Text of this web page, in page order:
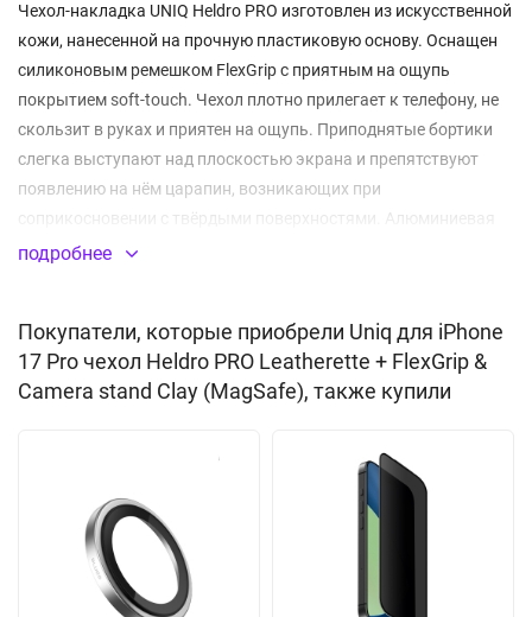
Чехол-накладка UNIQ Heldro PRO изготовлен из искусственной
кожи, нанесенной на прочную пластиковую основу. Оснащен
силиконовым ремешком FlexGrip с приятным на ощупь
покрытием soft-touch. Чехол плотно прилегает к телефону, не
скользит в руках и приятен на ощупь. Приподнятые бортики
слегка выступают над плоскостью экрана и препятствуют
появлению на нём царапин, возникающих при
соприкосновении с твёрдыми поверхностями. Алюминиевая
защитная рамка вокруг камер предотвращает появление
клавиши защищены алюминиевыми заглушками,
интегрированными в чехол - это защищает их от попадания
пыли и капель влаги. Все отверстия идеально соответствуют
беспроводной зарядкой MagClick за счет встроенных магнитов
MagSafe, а также с любыми другими аксессуарами, которые
поддерживают данную функцию. Поставляется в
оригинальной подарочной упаковке производителя.
Встроенный магнитный модуль MagSafe
подробнее
Покупатели, которые приобрели Uniq для iPhone
17 Pro чехол Heldro PRO Leatherette + FlexGrip &
Camera stand Clay (MagSafe), также купили